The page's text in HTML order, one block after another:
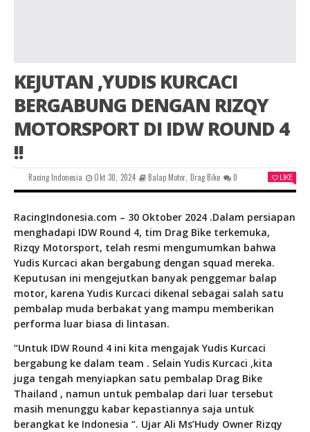
KEJUTAN ,YUDIS KURCACI
BERGABUNG DENGAN RIZQY
MOTORSPORT DI IDW ROUND 4
!!
Racing Indonesia Okt 30, 2024 Balap Motor, Drag Bike 0 LIKE
RacingIndonesia.com – 30 Oktober 2024 .Dalam persiapan
menghadapi IDW Round 4, tim Drag Bike terkemuka,
Rizqy Motorsport, telah resmi mengumumkan bahwa
Yudis Kurcaci akan bergabung dengan squad mereka.
Keputusan ini mengejutkan banyak penggemar balap
motor, karena Yudis Kurcaci dikenal sebagai salah satu
pembalap muda berbakat yang mampu memberikan
performa luar biasa di lintasan.
“Untuk IDW Round 4 ini kita mengajak Yudis Kurcaci
bergabung ke dalam team . Selain Yudis Kurcaci ,kita
juga tengah menyiapkan satu pembalap Drag Bike
Thailand , namun untuk pembalap dari luar tersebut
masih menunggu kabar kepastiannya saja untuk
berangkat ke Indonesia “. Ujar Ali Ms’Hudy Owner Rizqy